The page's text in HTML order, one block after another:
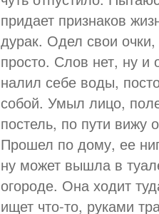
придает признаков
дурак. Одел свои
просто. Слов нет, ну и
налил себе воды,
собой. Умыл лицо,
постель, по пути вижу
Прошел по дому, ее
ну может вышла в
огороде. Она ходит
ищет что-то, руками